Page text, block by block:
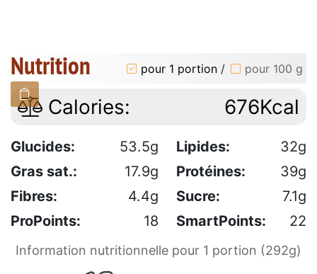
Nutrition pour 1 portion / pour 100 g
Calories: 676Kcal
Glucides: 53.5g Lipides:
32g
Gras sat.:
17.9g Protéines:
39g
Fibres:
4.4g Sucre:
7.1g
ProPoints:
18 SmartPoints: 22
Information nutritionnelle pour 1 portion (292g)